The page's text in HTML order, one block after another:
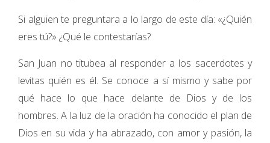
Si alguien te preguntara a lo largo de este día: «¿Quién
eres tú?» ¿Qué le contestarías?
San Juan no titubea al responder a los sacerdotes y
levitas quién es él. Se conoce a sí mismo y sabe por
qué hace lo que hace delante de Dios y de los
hombres. A la luz de la oración ha conocido el plan de
Dios en su vida y ha abrazado, con amor y pasión, la